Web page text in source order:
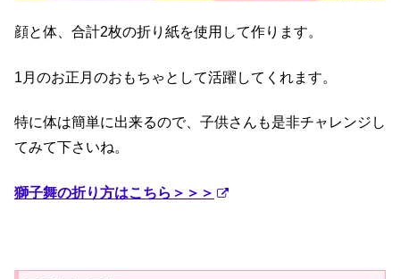
顔と体、合計2枚の折り紙を使用して作ります。
1月のお正月のおもちゃとして活躍してくれます。
特に体は簡単に出来るので、子供さんも是非チャレンジし
てみて下さいね。
獅子舞の折り方はこちら＞＞＞